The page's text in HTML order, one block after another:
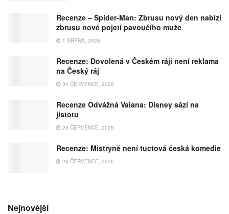
Recenze – Spider-Man: Zbrusu nový den nabízí
zbrusu nové pojetí pavoučího muže
1 SRPNA, 2026
Recenze: Dovolená v Českém ráji není reklama
na Český ráj
30 ČERVENCE, 2026
Recenze Odvážná Vaiana: Disney sází na
jistotu
29 ČERVENCE, 2026
Recenze: Mistryně není tuctová česká komedie
26 ČERVENCE, 2026
Nejnovější